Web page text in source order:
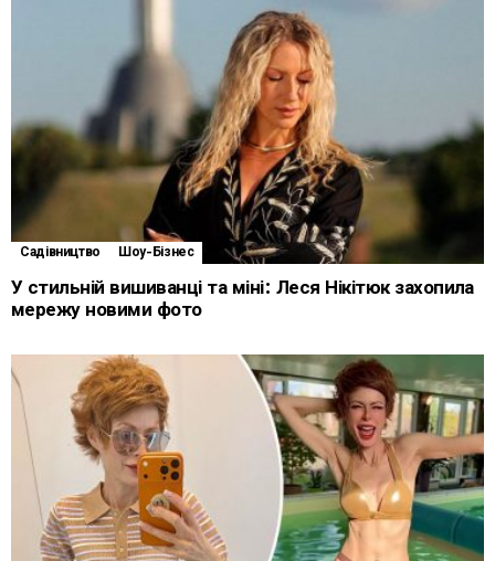
Садівництво Шоу-Бізнес
У стильній вишиванці та міні: Леся Нікітюк захопила
мережу новими фото